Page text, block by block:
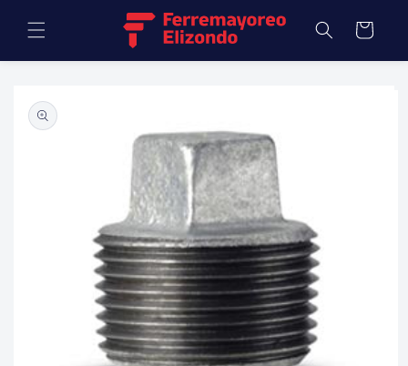
directamente
al contenido
Carrito
a la
información